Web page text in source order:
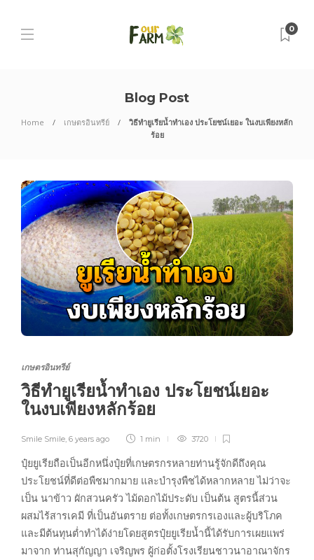
0
Blog Post
Home เกษตรอินทรีย์
วิธีทำยูเรียน้ำทำเอง ประโยชน์เยอะ ในงบเพียงหลัก
ร้อย
เกษตรอินทรีย์
วิธีทำยูเรียน้ำทำเอง ประโยชน์เยอะ
ในงบเพียงหลักร้อย
Smile Smile 6 years ago 1 min 3720
ปุ๋ยยูเรียถือเป็นอีกหนึ่งปุ๋ยที่เกษตรกรหลายท่านรู้จักดีถึงคุณ
ประโยชน์ที่ดีต่อพืชมากมาย และบำรุงพืชได้หลากหลาย ไม่ว่าจะ
เป็น นาข้าว ผักสวนครัว ไม้ดอกไม้ประดับ เป็นต้น สูตรนี้ส่วน
ผสมไร้สารเคมี ที่เป็นอันตราย ต่อทั้งเกษตรกรเองและผู้บริโภค
และมีต้นทุนต่ำทำได้ง่ายโดยสูตรปุ๋ยยูเรียน้ำนี้ได้รับการเผยแพร่
มาจาก ท่านสุกัญญา เจริญพร ผู้ก่อตั้งโรงเรียนชาวนาอาณาจักร